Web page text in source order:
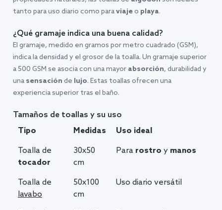
tanto para uso diario como paraviajeo playa.
¿Qué gramaje indica una buena calidad?
El gramaje, medido en gramos por metro cuadrado (GSM),
indica la densidad y el grosor de la toalla. Un gramaje superior
a 500 GSM se asocia con una mayor absorción, durabilidad y
una sensación de lujo. Estas toallas ofrecen una
experiencia superior tras el baño.
Tamaños de toallas y su uso
Tipo
Medidas Uso ideal
Toalla de
tocador
30x50
cm
Para rostro y manos
Toalla de
lavabo
50x100
cm
Uso diario versátil